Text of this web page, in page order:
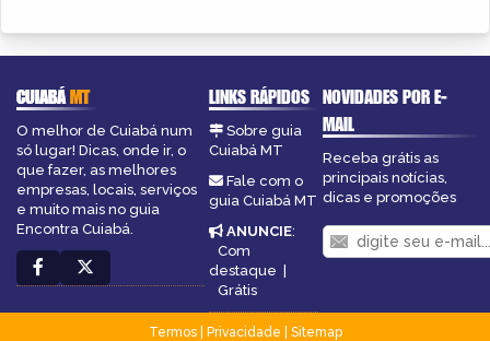
CUIABÁMT
O melhor de Cuiabá num
só lugar! Dicas, onde ir, o
que fazer, as melhores
empresas, locais, serviços
e muito mais no guia
Encontra Cuiabá.
LINKS RÁPIDOS
Sobre guia
Cuiabá MT
Fale com o
guia Cuiabá MT
ANUNCIE:
Com
destaque |
Grátis
NOVIDADES POR E-
MAIL
Receba grátis as
principais notícias,
dicas e promoções
Termos| Privacidade
Sitemap